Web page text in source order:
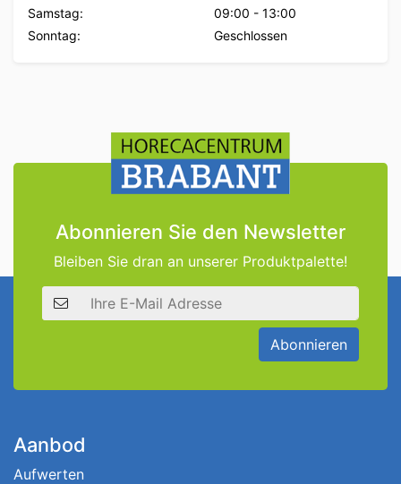
Samstag:
09:00 - 13:00
Sonntag:
Geschlossen
Abonnieren Sie den Newsletter
Bleiben Sie dran an unserer Produktpalette!
E-Mail Adresse
Abonnieren
Aanbod
Aufwerten